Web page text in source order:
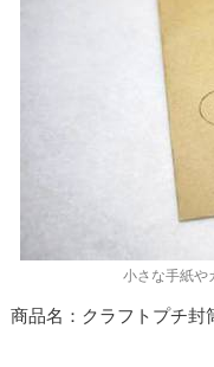
小さな手紙や
商品名：クラフトプチ封